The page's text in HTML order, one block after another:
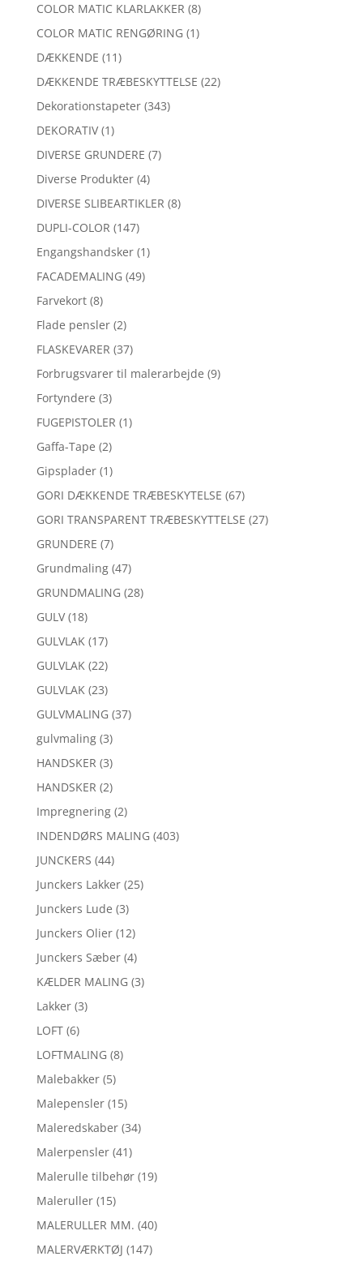
COLOR MATIC KLARLAKKER (8)
COLOR MATIC RENGØRING (1)
DÆKKENDE (11)
DÆKKENDE TRÆBESKYTTELSE (22)
Dekorationstapeter (343)
DEKORATIV (1)
DIVERSE GRUNDERE (7)
Diverse Produkter (4)
DIVERSE SLIBEARTIKLER (8)
DUPLI-COLOR (147)
Engangshandsker (1)
FACADEMALING (49)
Farvekort (8)
Flade pensler (2)
FLASKEVARER (37)
Forbrugsvarer til malerarbejde (9)
Fortyndere (3)
FUGEPISTOLER (1)
Gaffa-Tape (2)
Gipsplader (1)
GORI DÆKKENDE TRÆBESKYTELSE (67)
GORI TRANSPARENT TRÆBESKYTTELSE (27)
GRUNDERE (7)
Grundmaling (47)
GRUNDMALING (28)
GULV (18)
GULVLAK (17)
GULVLAK (22)
GULVLAK (23)
GULVMALING (37)
gulvmaling (3)
HANDSKER (3)
HANDSKER (2)
Impregnering (2)
INDENDØRS MALING (403)
JUNCKERS (44)
Junckers Lakker (25)
Junckers Lude (3)
Junckers Olier (12)
Junckers Sæber (4)
KÆLDER MALING (3)
Lakker (3)
LOFT (6)
LOFTMALING (8)
Malebakker (5)
Malepensler (15)
Maleredskaber (34)
Malerpensler (41)
Malerulle tilbehør (19)
Maleruller (15)
MALERULLER MM. (40)
MALERVÆRKTØJ (147)